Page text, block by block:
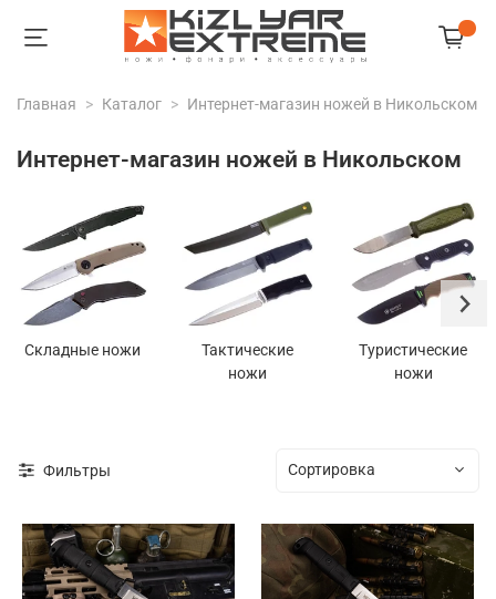
Главная Каталог Интернет-магазин ножей в Никольском
Интернет-магазин ножей в Никольском
Складные ножи
Тактические
ножи
Туристические
ножи
Фильтры